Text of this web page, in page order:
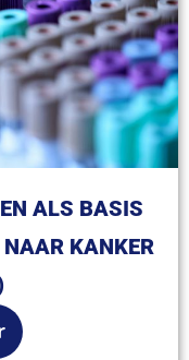
ALS BASIS
NAAR KANKER